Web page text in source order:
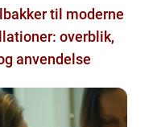
til moderne
overblik,
anvendelse